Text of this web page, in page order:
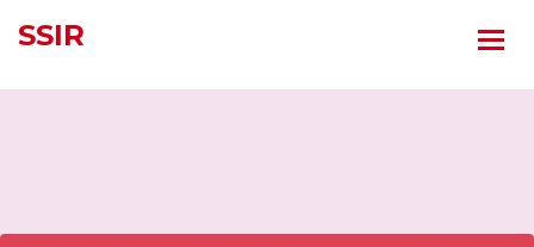
SSIR